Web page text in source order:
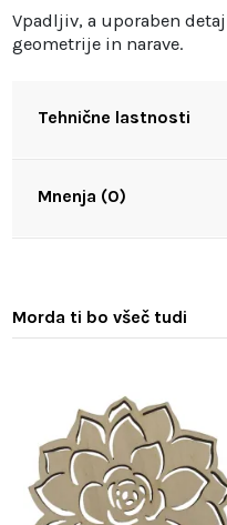
Vpadljiv, a uporaben
geometrije in narave.
Tehnične lastnosti
Mnenja (0)
Morda ti bo všeč tudi